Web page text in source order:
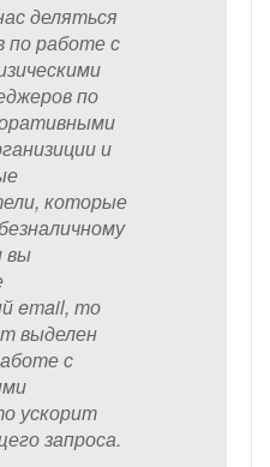
деляться
по работе с
по
и
которые
вы
email, то
выделен
с
ускорит
запроса.